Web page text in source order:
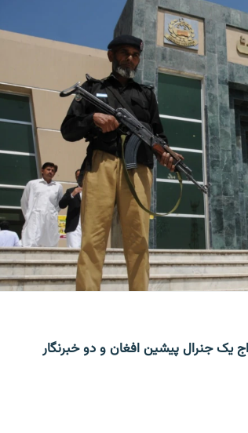
یک جنرال پیشین افغان و دو خبرنگار